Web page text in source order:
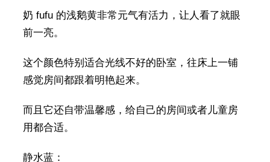
奶 fufu 的浅鹅黄非常元气有活力，让人看了就眼
前一亮。
这个颜色特别适合光线不好的卧室，往床上一铺
感觉房间都跟着明艳起来。
而且它还自带温馨感，给自己的房间或者儿童房
用都合适。
静水蓝：